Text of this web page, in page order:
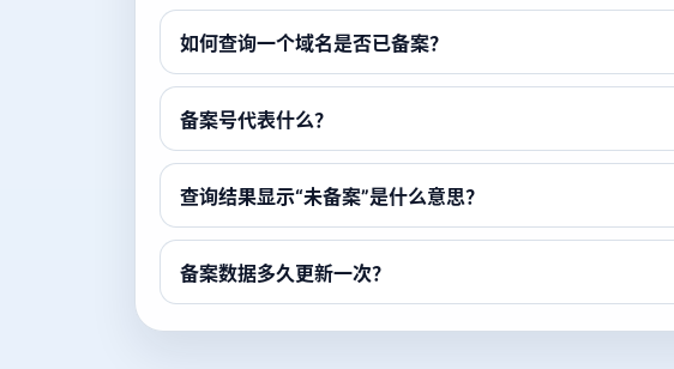
如何查询一个域名是否已备案？
备案号代表什么？
查询结果显示“未备案”是什么意思？
备案数据多久更新一次？